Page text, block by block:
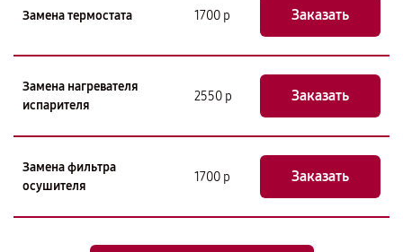
Замена термостата 1700 р Заказать
Замена нагревателя
испарителя
2550 р Заказать
Замена фильтра
осушителя
1700 р Заказать